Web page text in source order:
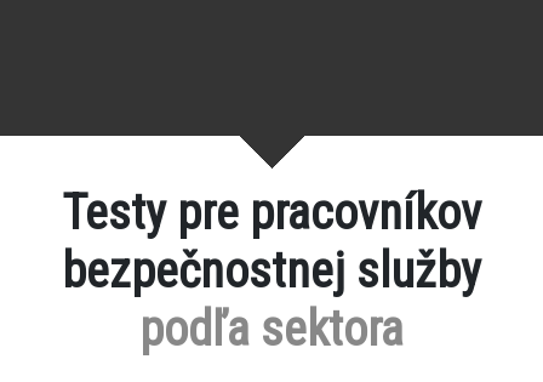
Testy pre pracovníkov
bezpečnostnej služby
podľa sektora